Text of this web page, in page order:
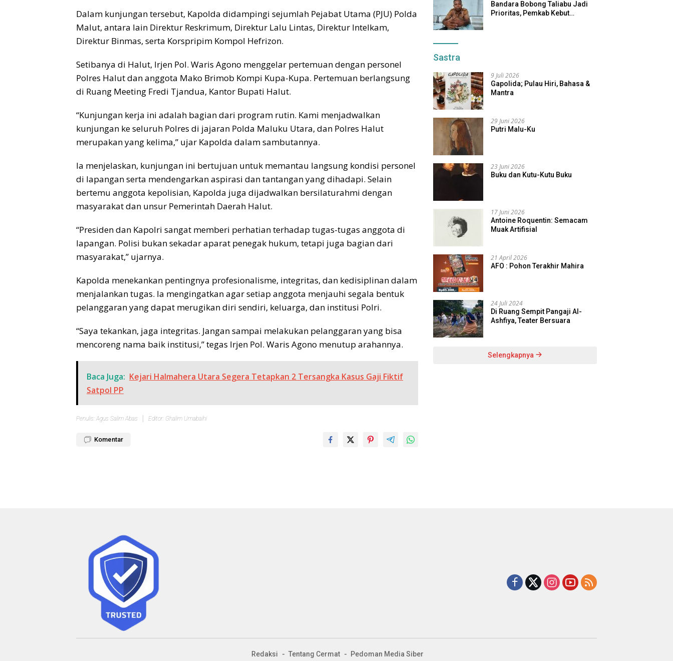
Dalam kunjungan tersebut, Kapolda didampingi sejumlah Pejabat Utama (PJU) Polda
Malut, antara lain Direktur Reskrimum, Direktur Lalu Lintas, Direktur Intelkam,
Direktur Binmas, serta Korspripim Kompol Hefrizon.
Setibanya di Halut, Irjen Pol. Waris Agono menggelar pertemuan dengan personel
Polres Halut dan anggota Mako Brimob Kompi Kupa-Kupa. Pertemuan berlangsung
di Ruang Meeting Fredi Tjandua, Kantor Bupati Halut.
“Kunjungan kerja ini adalah bagian dari program rutin. Kami menjadwalkan
kunjungan ke seluruh Polres di jajaran Polda Maluku Utara, dan Polres Halut
merupakan yang kelima,” ujar Kapolda dalam sambutannya.
Ia menjelaskan, kunjungan ini bertujuan untuk memantau langsung kondisi personel
di lapangan serta mendengarkan aspirasi dan tantangan yang dihadapi. Selain
bertemu anggota kepolisian, Kapolda juga dijadwalkan bersilaturahmi dengan
masyarakat dan unsur Pemerintah Daerah Halut.
“Presiden dan Kapolri sangat memberi perhatian terhadap tugas-tugas anggota di
lapangan. Polisi bukan sekadar aparat penegak hukum, tetapi juga bagian dari
masyarakat,” ujarnya.
Kapolda menekankan pentingnya profesionalisme, integritas, dan kedisiplinan dalam
menjalankan tugas. Ia mengingatkan agar setiap anggota menjauhi segala bentuk
pelanggaran yang dapat merugikan diri sendiri, keluarga, dan institusi Polri.
“Saya tekankan, jaga integritas. Jangan sampai melakukan pelanggaran yang bisa
mencoreng nama baik institusi,” tegas Irjen Pol. Waris Agono menutup arahannya.
Baca Juga: Kejari Halmahera Utara Segera Tetapkan 2 Tersangka Kasus Gaji Fiktif
Satpol PP
Penulis: Agus Salim Abas Editor: Ghalim Umabaihi
Komentar
Bandara Bobong Taliabu Jadi
Prioritas, Pemkab Kebut
Sastra
9 Juli 2026
Gapolida; Pulau Hiri, Bahasa &
Mantra
29 Juni 2026
Putri Malu-Ku
23 Juni 2026
Buku dan Kutu-Kutu Buku
17 Juni 2026
Antoine Roquentin: Semacam
Muak Artifisial
21 April 2026
AFO : Pohon Terakhir Mahira
24 Juli 2024
Di Ruang Sempit Pangaji Al-
Ashfiya, Teater Bersuara
Selengkapnya
Redaksi Tentang Cermat Pedoman Media Siber